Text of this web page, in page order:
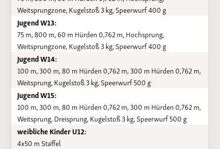
Weitsprungzone, Kugelstoß 3 kg, Speerwurf 400 g
Jugend W13:
75 m, 800 m, 60 m Hürden 0,762 m, Hochsprung,
Weitsprungzone, Kugelstoß 3 kg, Speerwurf 400 g
Jugend W14:
100 m, 300 m, 80 m Hürden 0,762 m, 300 m Hürden 0,762 m,
Weitsprung, Kugelstoß 3 kg, Speerwurf 500 g
Jugend W15:
100 m, 300 m, 80 m Hürden 0,762 m, 300 m Hürden 0,762 m,
Weitsprung, Dreisprung, Kugelstoß 3 kg, Speerwurf 500 g
weibliche Kinder U12:
4x50 m Staffel